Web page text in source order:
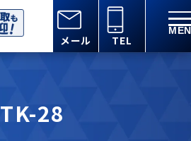
メール TEL
TK-28